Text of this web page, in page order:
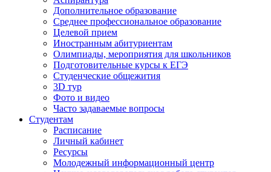
Дополнительное образование
Среднее профессиональное образование
Целевой прием
Иностранным абитуриентам
Олимпиады, мероприятия для школьников
Подготовительные курсы к ЕГЭ
Студенческие общежития
3D тур
Фото и видео
Часто задаваемые вопросы
Студентам
Расписание
Личный кабинет
Ресурсы
Молодежный информационный центр